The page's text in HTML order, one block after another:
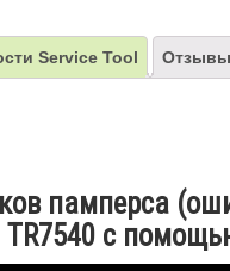
Service Tool
памперса
TR7540 с